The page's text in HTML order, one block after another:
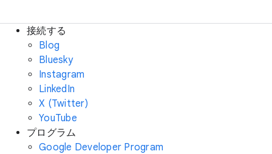
接続する
Blog
Bluesky
Instagram
LinkedIn
X (Twitter)
YouTube
プログラム
Google Developer Program